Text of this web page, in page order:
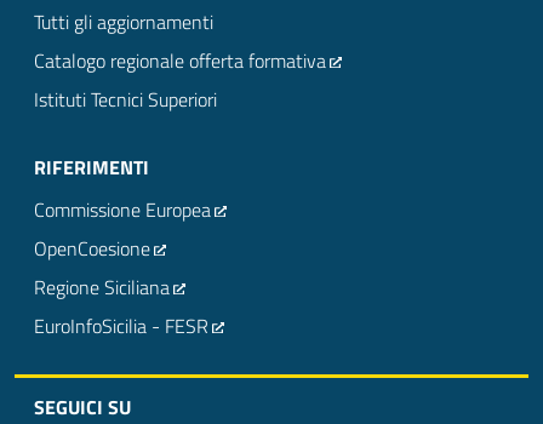
Tutti gli aggiornamenti
Catalogo regionale offerta formativa
Istituti Tecnici Superiori
RIFERIMENTI
Commissione Europea
OpenCoesione
Regione Siciliana
EuroInfoSicilia - FESR
SEGUICI SU